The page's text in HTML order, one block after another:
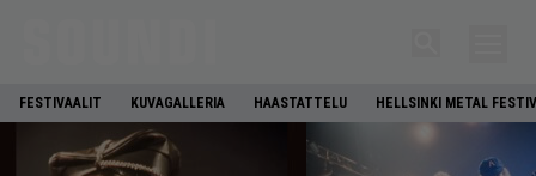
FESTIVAALIT KUVAGALLERIA HAASTATTELU HELLSINKI METAL